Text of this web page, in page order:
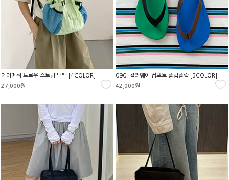
에어메쉬 드로우 스트링 백팩 [4COLOR]
27,000원
090. 컬러웨이 컴포트 플립플랍 [5COLOR]
42,000원